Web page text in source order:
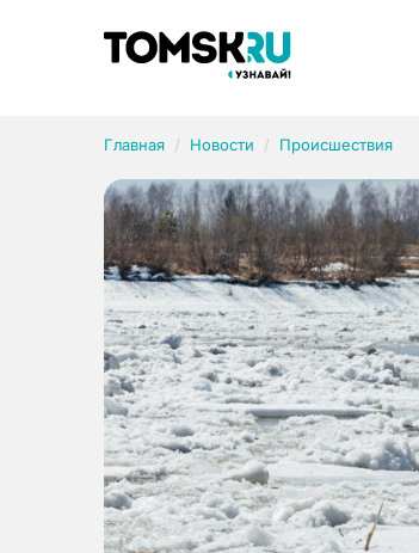
Главная Новости Происшествия
Рубрики